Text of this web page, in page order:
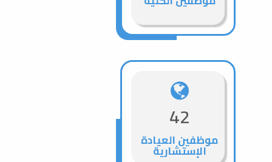
42
موظفين العيادة
الإستشارية